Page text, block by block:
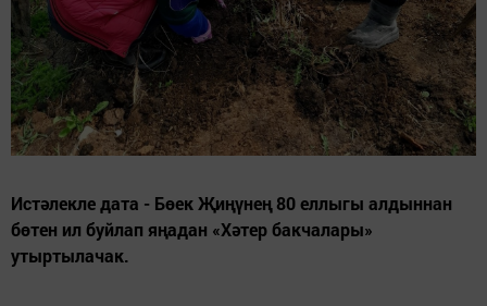
Истәлекле дата - Бөек Җиңүнең 80 еллыгы алдыннан
бөтен ил буйлап яңадан «Хәтер бакчалары»
утыртылачак.